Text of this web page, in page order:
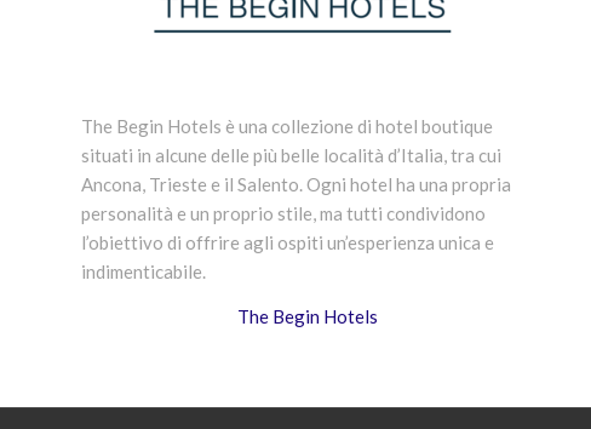
The Begin Hotels è una collezione di hotel boutique
situati in alcune delle più belle località d’Italia, tra cui
Ancona, Trieste e il Salento. Ogni hotel ha una propria
personalità e un proprio stile, ma tutti condividono
l’obiettivo di offrire agli ospiti un’esperienza unica e
indimenticabile.
The Begin Hotels